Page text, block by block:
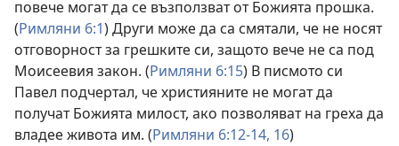
повече могат да се възползват от Божията прошка.
(Римляни 6:1) Други може да са смятали, че не носят
отговорност за грешките си, защото вече не са под
Моисеевия закон. (Римляни 6:15) В писмото си
Павел подчертал, че християните не могат да
получат Божията милост, ако позволяват на греха да
владее живота им. (Римляни 6:12-14, 16)